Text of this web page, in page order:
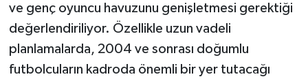
ve genç oyuncu havuzunu genişletmesi gerektiği
değerlendiriliyor. Özellikle uzun vadeli
planlamalarda, 2004 ve sonrası doğumlu
futbolcuların kadroda önemli bir yer tutacağı